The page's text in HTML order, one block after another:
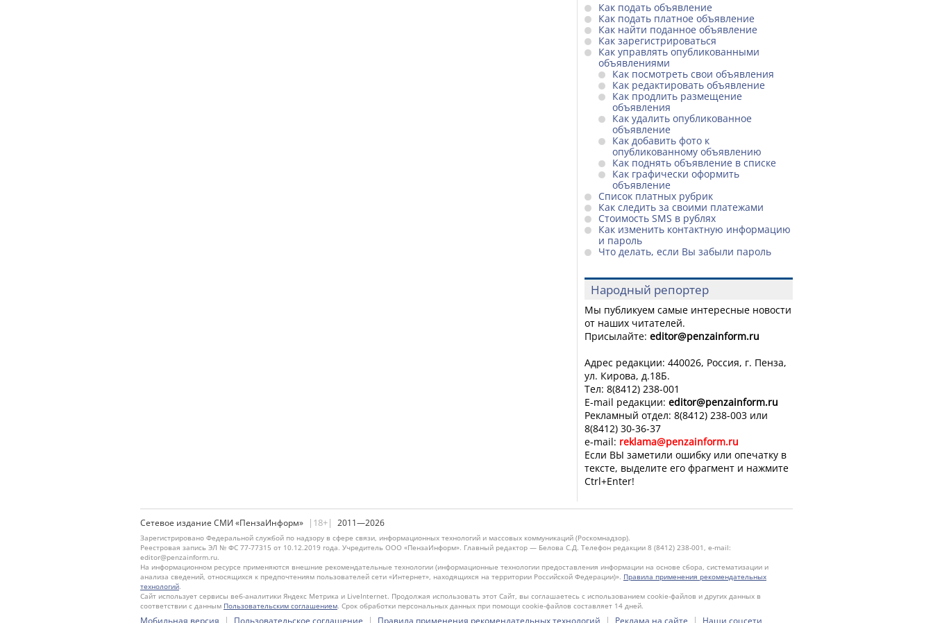
Как подать объявление
Как подать платное объявление
Как найти поданное объявление
Как зарегистрироваться
Как управлять опубликованными
объявлениями
Как посмотреть свои объявления
Как редактировать объявление
Как продлить размещение
объявления
Как удалить опубликованное
объявление
Как добавить фото к
опубликованному объявлению
Как поднять объявление в списке
Как графически оформить
объявление
Список платных рубрик
Как следить за своими платежами
Стоимость SMS в рублях
Как изменить контактную информацию
и пароль
Что делать, если Вы забыли пароль
Народный репортер
Мы публикуем самые интересные новости
от наших читателей.
Присылайте: editor@penzainform.ru
Адрес редакции: 440026, Россия, г. Пенза,
ул. Кирова, д.18Б.
Тел: 8(8412) 238-001
E-mail редакции: editor@penzainform.ru
Рекламный отдел: 8(8412) 238-003 или
8(8412) 30-36-37
e-mail: reklama@penzainform.ru
Если ВЫ заметили ошибку или опечатку в
тексте, выделите его фрагмент и нажмите
Ctrl+Enter!
Сетевое издание СМИ «ПензаИнформ» |18+| 2011—2026
Зарегистрировано Федеральной службой по надзору в сфере связи, информационных технологий и массовых коммуникаций (Роскомнадзор).
Реестровая запись ЭЛ № ФС 77-77315 от 10.12.2019 года. Учредитель ООО «ПензаИнформ». Главный редактор — Белова С.Д. Телефон редакции 8 (8412) 238-001, e-mail:
editor@penzainform.ru.
На информационном ресурсе применяются внешние рекомендательные технологии (информационные технологии предоставления информации на основе сбора, систематизации и
анализа сведений, относящихся к предпочтениям пользователей сети «Интернет», находящихся на территории Российской Федерации)». Правила применения рекомендательных
технологий.
Сайт использует сервисы веб-аналитики Яндекс Метрика и LiveInternet. Продолжая использовать этот Сайт, вы соглашаетесь с использованием cookie-файлов и других данных в
соответствии с данным Пользовательским соглашением. Срок обработки персональных данных при помощи cookie-файлов составляет 14 дней.
Мобильная версия | Пользовательское соглашение | Правила применения рекомендательных технологий | Реклама на сайте | Наши соцсети